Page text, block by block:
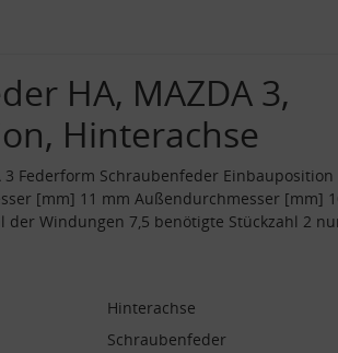
HA, MAZDA 3,
Hinterachse
3 Federform Schraubenfeder Einbauposition
[mm] 11 mm Außendurchmesser [mm]
der Windungen 7,5 benötigte Stückzahl 2
Hinterachse
Schraubenfeder